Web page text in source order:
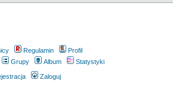
Regulamin
Profil
Grupy Album Statystyki
Zaloguj